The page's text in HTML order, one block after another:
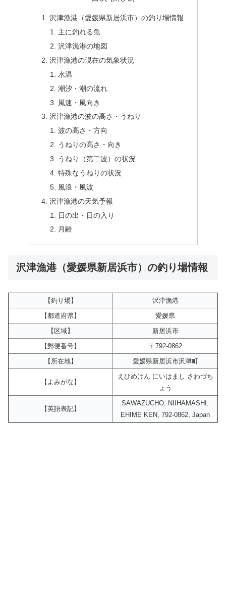
沢津漁港（愛媛県新居浜市）の釣り場情報
主に釣れる魚
沢津漁港の地図
沢津漁港の現在の気象状況
水温
潮汐・潮の流れ
風速・風向き
沢津漁港の波の高さ・うねり
波の高さ・方向
うねりの高さ・向き
うねり（第二波）の状況
特殊なうねりの状況
風浪・風波
沢津漁港の天気予報
日の出・日の入り
月齢
沢津漁港（愛媛県新居浜市）の釣り場情報
【釣り場】
沢津漁港
【都道府県】
愛媛県
【区域】
新居浜市
【郵便番号】
〒792-0862
【所在地】
愛媛県新居浜市沢津町
【よみがな】
えひめけん にいはまし さわづち
ょう
【英語表記】
SAWAZUCHO, NIIHAMASHI,
EHIME KEN, 792-0862, Japan